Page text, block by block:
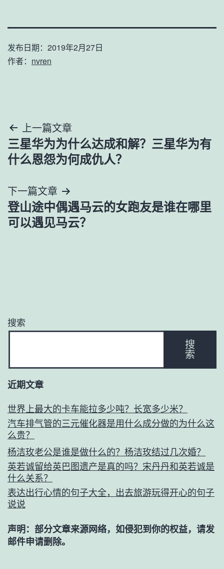
发布日期： 2019年2月27日
作者： nvren
文
章
航
上一篇文章
三星华为为什么达成和解？三星华为有
什么恩怨为何成仇人？
下一篇文章
登山途中偶遇马云的女跑友是谁在哪里
可以遇见马云？
搜索
搜
索
近期文章
世界上最大的卡车能拉多少吨？长宽多少米？
汽车排气管的三元催化器是用什么成分做的为什么这
么贵？
杨洁玫老公是谁是做什么的？杨洁玫结过几次婚？
英若诚留给英巴图遗产是真的吗？宋丹丹和英若诚是
什么关系？
表达出行心情的句子大全，出去旅游玩得开心的句子
说说
声明：部分文章来源网络，如侵犯到你的权益，请发
邮件申请删除。